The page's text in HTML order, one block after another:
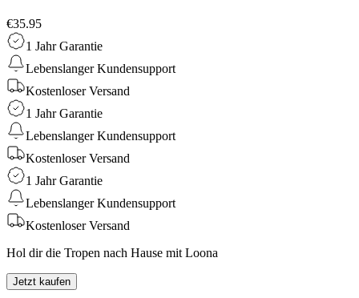
€35.95
1 Jahr Garantie
Lebenslanger Kundensupport
Kostenloser Versand
1 Jahr Garantie
Lebenslanger Kundensupport
Kostenloser Versand
1 Jahr Garantie
Lebenslanger Kundensupport
Kostenloser Versand
Hol dir die Tropen nach Hause mit Loona
Jetzt kaufen